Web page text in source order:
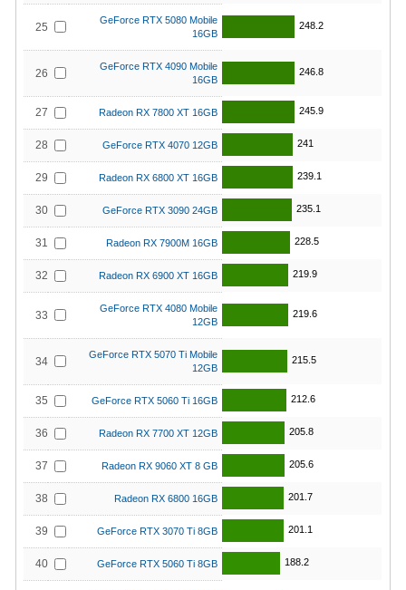
25
GeForce RTX 5080 Mobile
16GB
248.2
26
GeForce RTX 4090 Mobile
16GB
246.8
27 Radeon RX 7800 XT 16GB 245.9
28 GeForce RTX 4070 12GB 241
29 Radeon RX 6800 XT 16GB 239.1
30 GeForce RTX 3090 24GB 235.1
31 Radeon RX 7900M 16GB 228.5
32 Radeon RX 6900 XT 16GB 219.9
33
GeForce RTX 4080 Mobile
12GB
219.6
34
GeForce RTX 5070 Ti Mobile
12GB
215.5
35 GeForce RTX 5060 Ti 16GB 212.6
36 Radeon RX 7700 XT 12GB 205.8
37 Radeon RX 9060 XT 8 GB 205.6
38 Radeon RX 6800 16GB 201.7
39 GeForce RTX 3070 Ti 8GB 201.1
40 GeForce RTX 5060 Ti 8GB 188.2